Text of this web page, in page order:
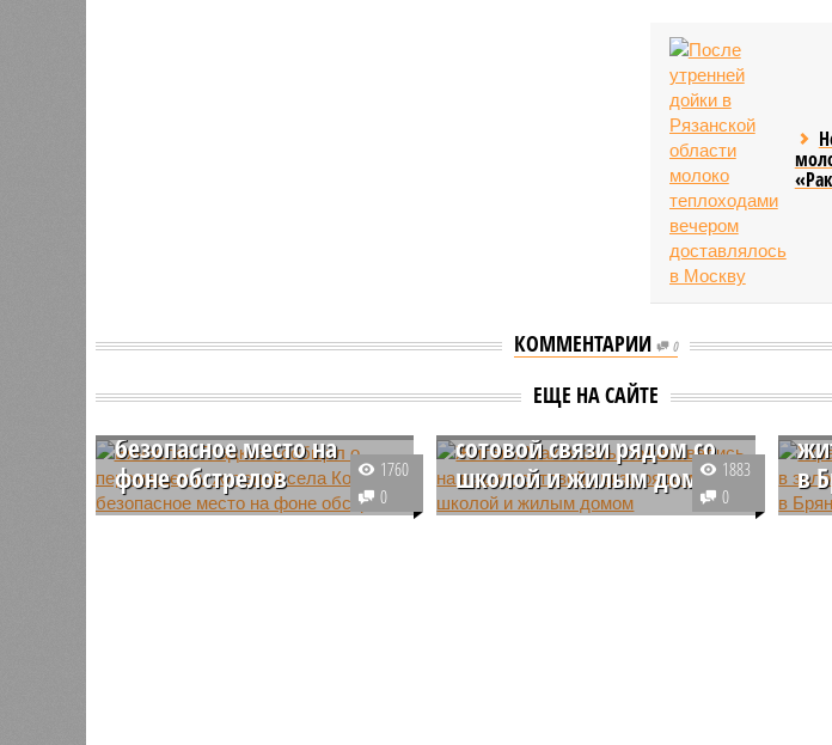
КОММЕНТАРИИ 0
ЕЩЕ НА САЙТЕ
Вячеслав Гладков
сообщил о перемещении
безопасное место на
фоне обстрелов
В белгородском селе Козинка в
1760
0
Жители Махачкалы
пожаловались на вышку
сотовой связи рядом со
школой и жилым домом
По мнению жителей Махачкалы,
1883
0
в
2